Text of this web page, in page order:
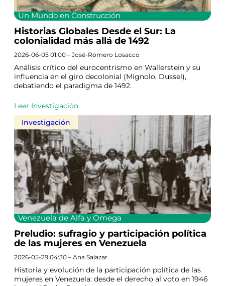
Un Mundo en Construcción
Historias Globales Desde el Sur: La
colonialidad más allá de 1492
2026-06-05 01:00 – José-Romero Losacco
Análisis crítico del eurocentrismo en Wallerstein y su
influencia en el giro decolonial (Mignolo, Dussel),
debatiendo el paradigma de 1492.
Leer Investigación
Investigación
Venezuela de Alfa y Omega
Preludio: sufragio y participación política
de las mujeres en Venezuela
2026-05-29 04:30 – Ana Salazar
Historia y evolución de la participación política de las
mujeres en Venezuela: desde el derecho al voto en 1946